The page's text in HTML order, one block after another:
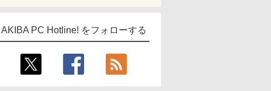
AKIBA PC Hotline! をフォローする